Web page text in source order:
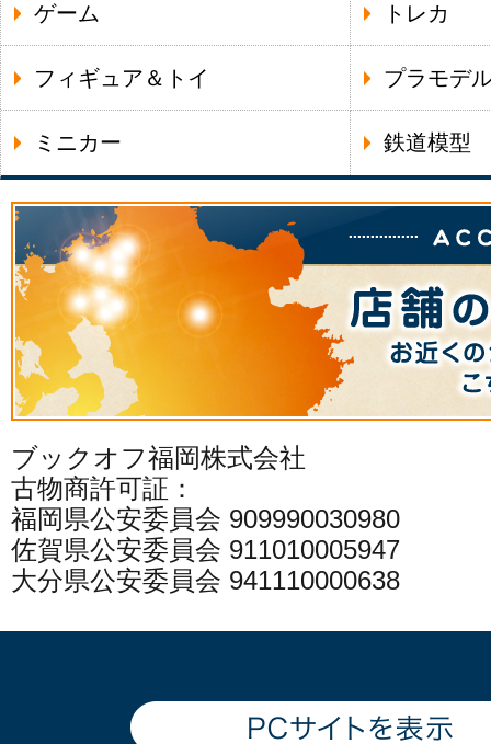
ゲーム トレカ
フィギュア＆トイ プラモデ
ミニカー 鉄道模型
ブックオフ福岡株式会社
古物商許可証：
福岡県公安委員会 909990030980
佐賀県公安委員会 911010005947
大分県公安委員会 941110000638